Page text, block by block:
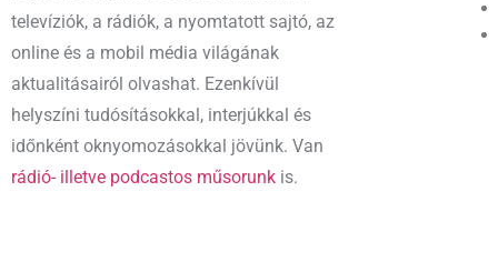
televíziók, a rádiók, a nyomtatott sajtó, az
online és a mobil média világának
aktualitásairól olvashat. Ezenkívül
helyszíni tudósításokkal, interjúkkal és
időnként oknyomozásokkal jövünk. Van
rádió- illetve podcastos műsorunk is.